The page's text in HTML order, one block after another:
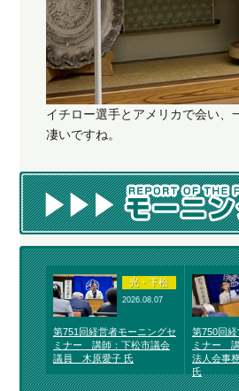
イチロー選手とアメリカで会い、
凄いですね。
光・下松
2026.08.07
第751回経営者モーニングセ
ミナー 講師：下松市議会
議員 木原愛子 氏
第750回
ミナー
法人会事
氏